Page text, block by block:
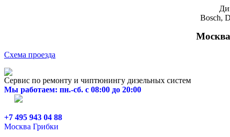
Bosch,
Схема проезда
Сервис по ремонту и чиптюнингу дизельных систем
Мы работаем: пн.-сб. с 08:00 до 20:00
+7 495 943 04 88
Москва Грибки